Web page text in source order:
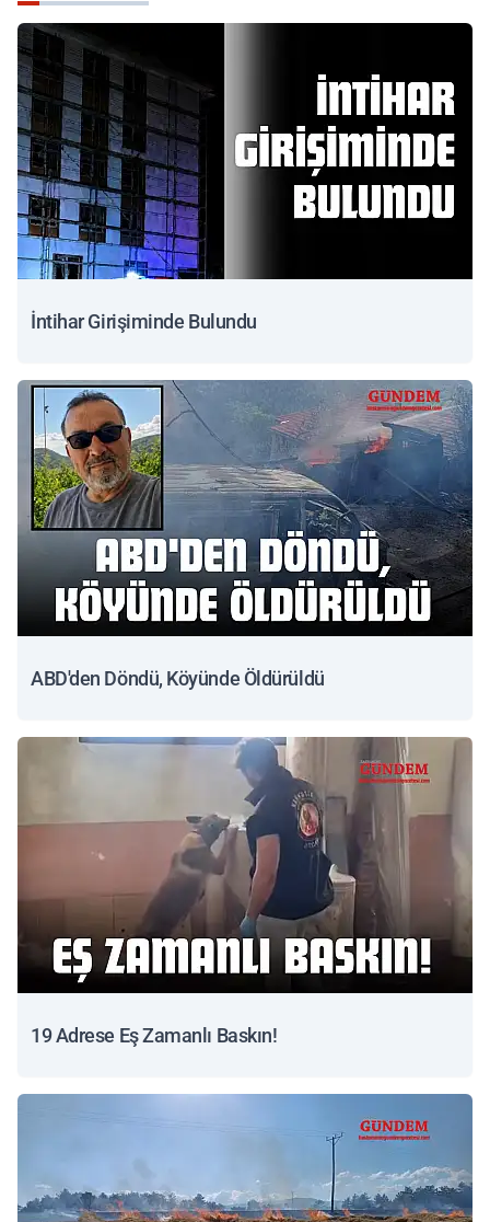
İntihar Girişiminde Bulundu
ABD'den Döndü, Köyünde Öldürüldü
19 Adrese Eş Zamanlı Baskın!